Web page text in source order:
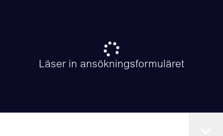
Läser in ansökningsformuläret